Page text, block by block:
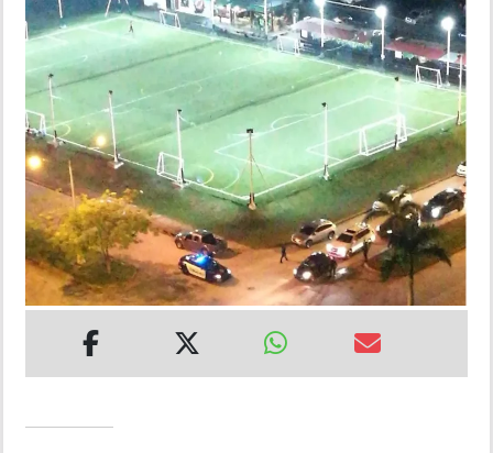
POLÍTICA
SHOW
DEPORTES
MUNDO
INSÓLITAS
MULTIMEDIA